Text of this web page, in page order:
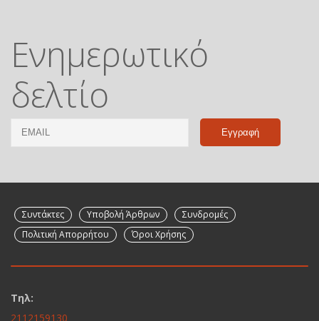
Ενημερωτικό
δελτίο
Email
Συντάκτες Υποβολή Άρθρων
Συνδρομές
Πολιτική Απορρήτου
Όροι Χρήσης
Τηλ:
2112159130